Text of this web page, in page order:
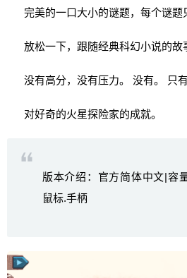
完美的一口大小的谜题，每个谜题
放松一下，跟随经典科幻小说的故
没有高分，没有压力。 没有。 只
对好奇的火星探险家的成就。
版本介绍：官方简体中文|容
鼠标.手柄